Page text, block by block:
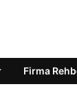
Firma